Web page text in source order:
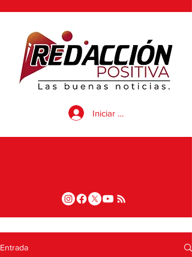
Iniciar sesión
Entrada